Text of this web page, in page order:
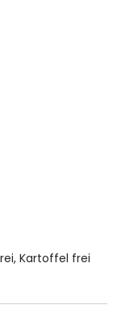
Kartoffel frei